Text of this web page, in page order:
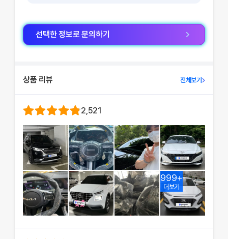
선택한 정보로 문의하기
상품 리뷰 전체보기
2,521
999+
더보기